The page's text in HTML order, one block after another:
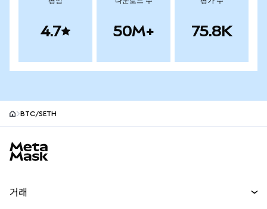
4.7 50M+ 75.8K
BTC/SETH
거래